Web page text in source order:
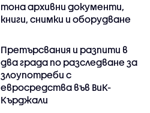
тона архивни документи,
книги, снимки и оборудване
Претърсвания и разпити в
два града по разследване за
злоупотреби с
евросредства във ВиК-
Кърджали